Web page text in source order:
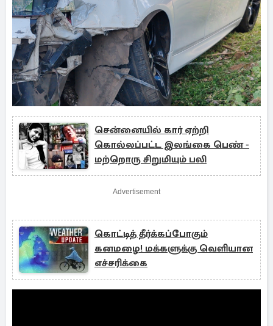
சென்னையில் கார் ஏற்றி
கொல்லப்பட்ட இலங்கை பெண் -
மற்றொரு சிறுமியும் பலி
Advertisement
கொட்டித் தீர்க்கப்போகும்
கனமழை! மக்களுக்கு வெளியான
எச்சரிக்கை